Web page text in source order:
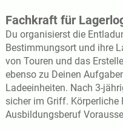
Fachkraft für
Du organisierst die
Bestimmungsort und ihre
von Touren und das
ebenso zu Deinen
Ladeeinheiten. Nach 3-
sicher im Griff. Körperliche
Ausbildungsberuf